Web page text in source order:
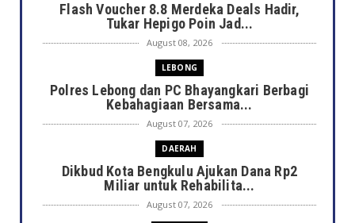
Flash Voucher 8.8 Merdeka Deals Hadir,
Tukar Hepigo Poin Jad...
August 08, 2026
LEBONG
Polres Lebong dan PC Bhayangkari Berbagi
Kebahagiaan Bersama...
August 07, 2026
DAERAH
Dikbud Kota Bengkulu Ajukan Dana Rp2
Miliar untuk Rehabilita...
August 07, 2026